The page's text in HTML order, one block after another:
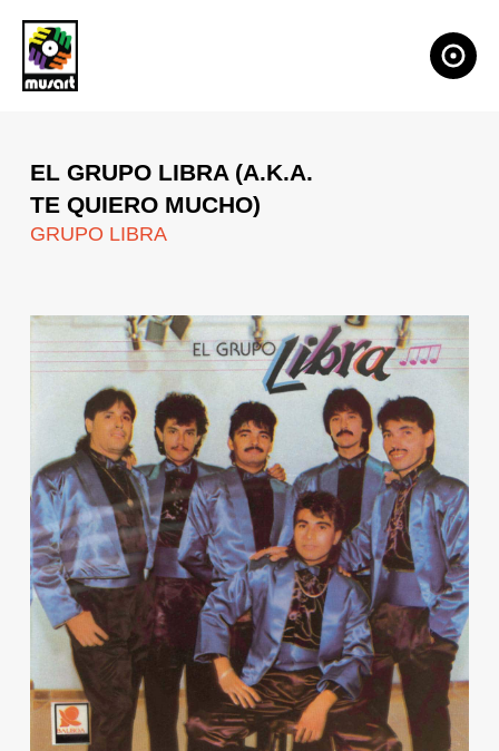
EL GRUPO LIBRA (A.K.A.
TE QUIERO MUCHO)
GRUPO LIBRA